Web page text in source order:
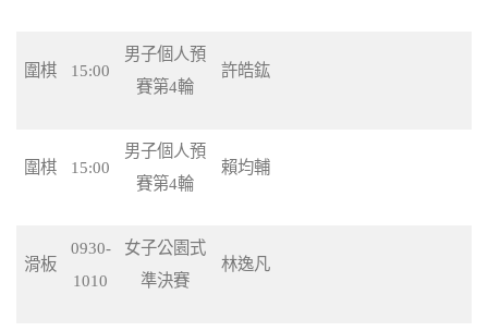
圍棋 15:00
男子個人預
賽第4輪
許皓鈜
圍棋 15:00
男子個人預
賽第4輪
賴均輔
滑板
0930-
1010
女子公園式
準決賽
林逸凡